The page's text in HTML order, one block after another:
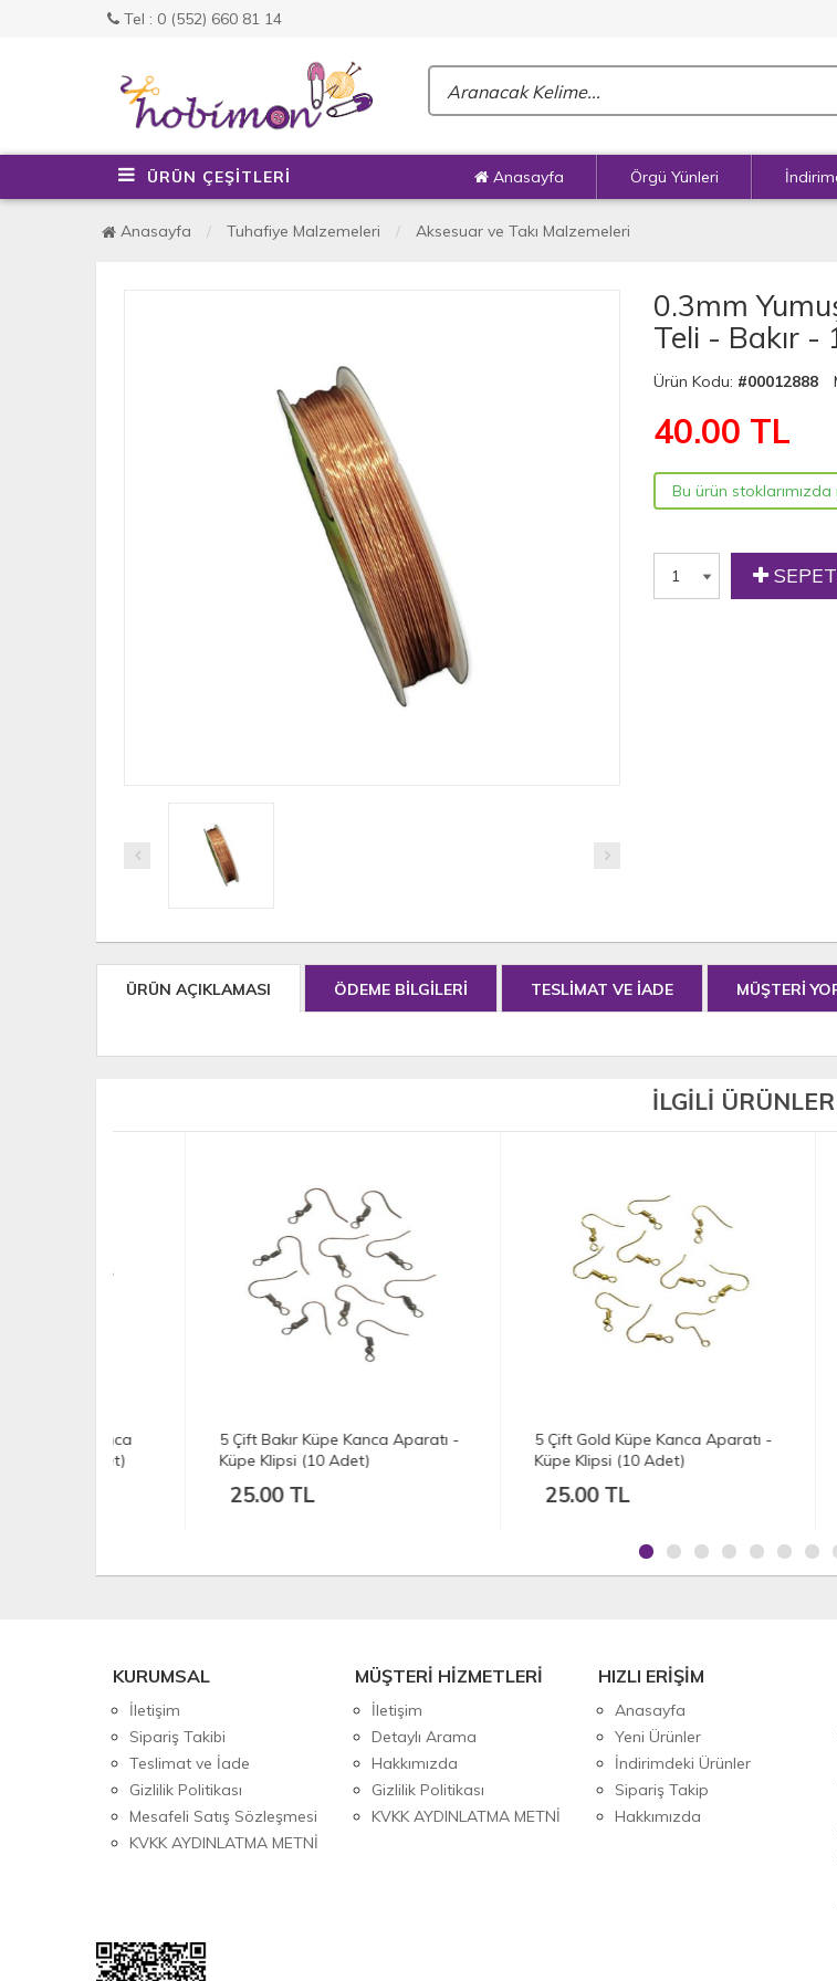
Tel : 0 (552) 660 81 14
ÜRÜN ÇEŞİTLERİ Anasayfa Örgü Yünleri
Anasayfa Tuhafiye Malzemeleri Aksesuar ve Takı Malzemeleri
0.3mm
Teli - Bakır -
Ürün Kodu: #00012888
40.00 TL
Bu ürün
ÜRÜN AÇIKLAMASI ÖDEME BİLGİLERİ TESLİMAT VE İADE MÜŞTERİ
İLGİLİ ÜRÜNLER
5 Çift Bakır Küpe Kanca Aparatı -
Küpe Klipsi (10 Adet)
25.00 TL
5 Çift Gold Küpe Kanca Aparatı -
Küpe Klipsi (10 Adet)
25.00 TL
Adet -
KURUMSAL
İletişim
Sipariş Takibi
Teslimat ve İade
Gizlilik Politikası
Mesafeli Satış Sözleşmesi
KVKK AYDINLATMA METNİ
MÜŞTERİ HİZMETLERİ
İletişim
Detaylı Arama
Hakkımızda
Gizlilik Politikası
KVKK AYDINLATMA METNİ
HIZLI ERİŞİM
Anasayfa
Yeni Ürünler
İndirimdeki Ürünler
Sipariş Takip
Hakkımızda